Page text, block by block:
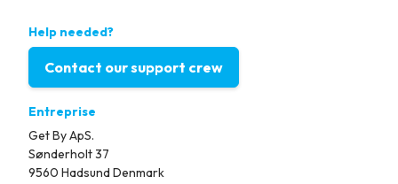
Help needed?
Contact our support crew
Entreprise
Get By ApS.
Sønderholt 37
9560 Hadsund Denmark